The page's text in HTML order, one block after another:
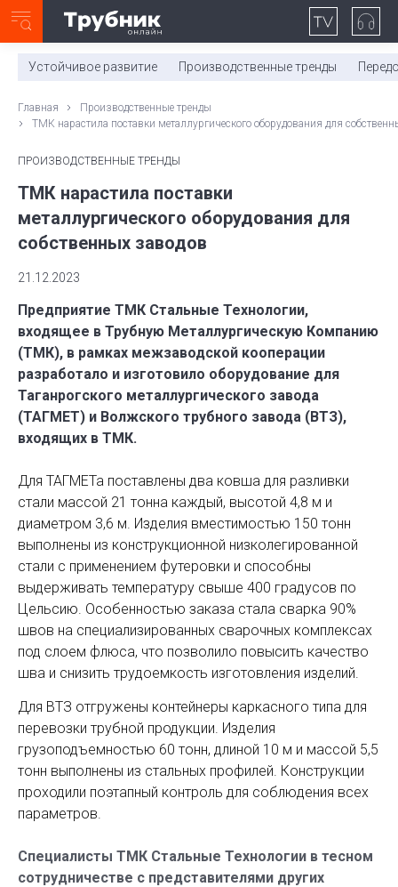
0:00/ 11:03
Устойчивое развитие Производственные тренды
Главная
Производственные тренды
ТМК нарастила поставки металлургического оборудования для
ПРОИЗВОДСТВЕННЫЕ ТРЕНДЫ
ТМК нарастила поставки
металлургического оборудования для
собственных заводов
21.12.2023
Предприятие ТМК Стальные Технологии,
входящее в Трубную Металлургическую Компанию
(ТМК), в рамках межзаводской кооперации
разработало и изготовило оборудование для
Таганрогского металлургического завода
(ТАГМЕТ) и Волжского трубного завода (ВТЗ),
входящих в ТМК.
Для ТАГМЕТа поставлены два ковша для разливки
стали массой 21 тонна каждый, высотой 4,8 м и
диаметром 3,6 м. Изделия вместимостью 150 тонн
выполнены из конструкционной низколегированной
стали с применением футеровки и способны
выдерживать температуру свыше 400 градусов по
Цельсию. Особенностью заказа стала сварка 90%
швов на специализированных сварочных комплексах
под слоем флюса, что позволило повысить качество
шва и снизить трудоемкость изготовления изделий.
Для ВТЗ отгружены контейнеры каркасного типа для
перевозки трубной продукции. Изделия
грузоподъемностью 60 тонн, длиной 10 м и массой 5,5
тонн выполнены из стальных профилей. Конструкции
проходили поэтапный контроль для соблюдения всех
параметров.
Специалисты ТМК Стальные Технологии в тесном
сотрудничестве с представителями других